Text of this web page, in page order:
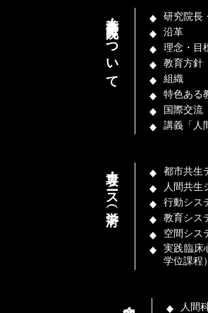
本学府・研究院について
研究院長
沿革
理念・目
教育方針
組織
特色ある
国際交流
講義「人
専攻・コース（学府）
都市共生
人間共生
行動シス
教育シス
空間シス
実践臨床
学位課程）
部門・講座（研究院）
人間